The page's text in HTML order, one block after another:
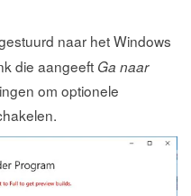
naar het Windows
die aangeeft Ga naar
om optionele